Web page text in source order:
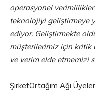
operasyonel
teknolojiyi geliştirmeye
ediyor. Geliştirmekte
müşterilerimiz için kritik
ve verim elde etmemizi
ŞirketOrtağım Ağı